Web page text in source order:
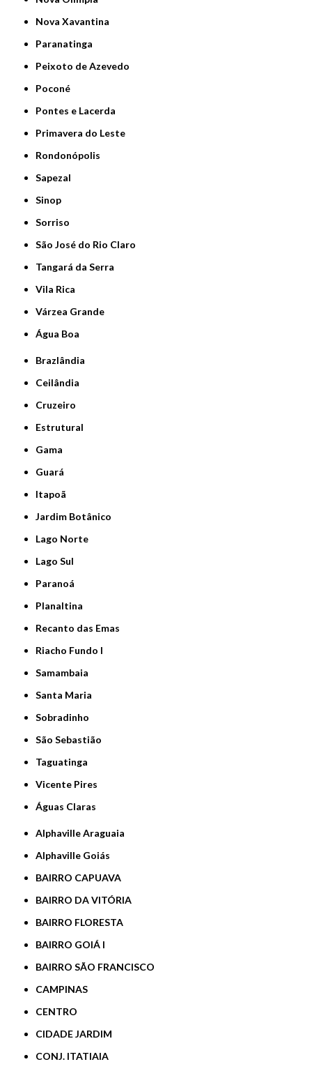
Nova Xavantina
Paranatinga
Peixoto de Azevedo
Poconé
Pontes e Lacerda
Primavera do Leste
Rondonópolis
Sapezal
Sinop
Sorriso
São José do Rio Claro
Tangará da Serra
Vila Rica
Várzea Grande
Água Boa
Brazlândia
Ceilândia
Cruzeiro
Estrutural
Gama
Guará
Itapoã
Jardim Botânico
Lago Norte
Lago Sul
Paranoá
Planaltina
Recanto das Emas
Riacho Fundo I
Samambaia
Santa Maria
Sobradinho
São Sebastião
Taguatinga
Vicente Pires
Águas Claras
Alphaville Araguaia
Alphaville Goiás
BAIRRO CAPUAVA
BAIRRO DA VITÓRIA
BAIRRO FLORESTA
BAIRRO GOIÁ I
BAIRRO SÃO FRANCISCO
CAMPINAS
CENTRO
CIDADE JARDIM
CONJ. ITATIAIA